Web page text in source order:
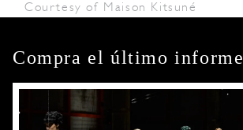
Courtesy of Maison Kitsuné
Compra el último informe